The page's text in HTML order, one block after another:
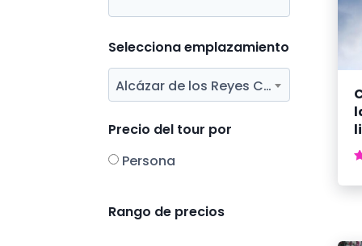
Selecciona emplazamiento
Alcázar de los Reyes Cristianos
Precio del tour por
Persona
Rango de precios